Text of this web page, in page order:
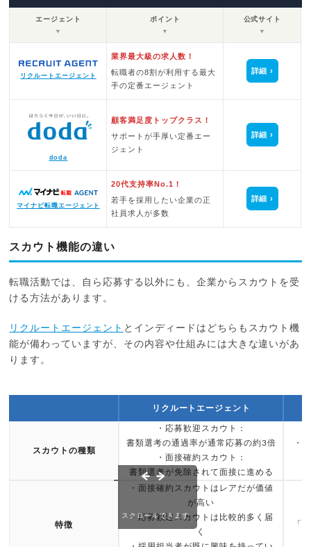
エージェント
▼
ポイント
▼
公式サイト
▼
リクルートエージェント
業界最大級の求人数！
転職者の8割が利用する最大
手の定番エージェント
詳細
doda
顧客満足度トップクラス！
サポートが手厚い定番エー
ジェント
詳細
マイナビ転職エージェント
20代支持率No.1！
若手を採用したい企業の正
社員求人が多数
詳細
スカウト機能の違い
転職活動では、自ら応募する以外にも、企業からスカウトを受
ける方法があります。
リクルートエージェント とインディードはどちらもスカウト機
能が備わっていますが、その内容や仕組みには大きな違いがあ
ります。
リクルートエージェント
スカウトの種類
・応募歓迎スカウト：
書類選考の通過率が通常応募の約3倍
・面接確約スカウト：
書類選考が免除されて面接に進める
・
特徴
・面接確約スカウトはレアだが価値
が高い
・応募歓迎スカウトは比較的多く届
く
「
スクロールできます